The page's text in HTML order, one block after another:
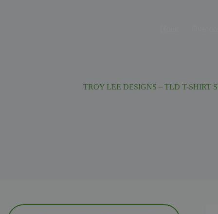
TROY LEE DESIGNS – TLD T-SHIRT